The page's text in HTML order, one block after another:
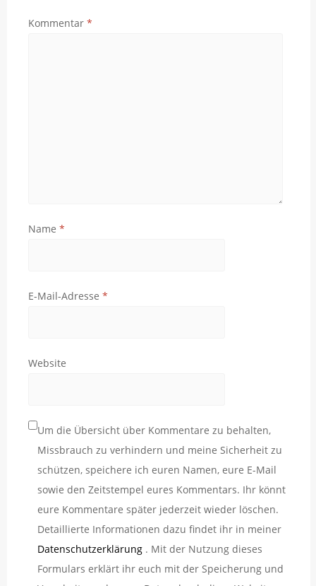
Kommentar *
Name *
E-Mail-Adresse *
Website
Um die Übersicht über Kommentare zu behalten,
Missbrauch zu verhindern und meine Sicherheit zu
schützen, speichere ich euren Namen, eure E-Mail
sowie den Zeitstempel eures Kommentars. Ihr könnt
eure Kommentare später jederzeit wieder löschen.
Detaillierte Informationen dazu findet ihr in meiner
Datenschutzerklärung . Mit der Nutzung dieses
Formulars erklärt ihr euch mit der Speicherung und